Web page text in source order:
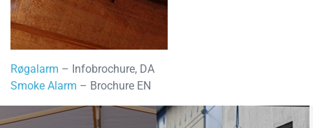
Røgalarm – Infobrochure, DA
Smoke Alarm – Brochure EN